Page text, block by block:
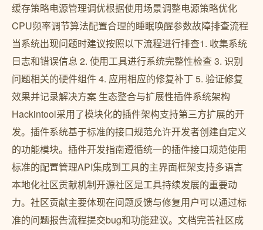
缓存策略电源管理调优根据使用场景调整电源策略优化
CPU频率调节算法配置合理的睡眠唤醒参数故障排查流程
当系统出现问题时建议按照以下流程进行排查1. 收集系统
日志和错误信息 2. 使用工具进行系统完整性检查 3. 识别
问题相关的硬件组件 4. 应用相应的修复补丁 5. 验证修复
效果并记录解决方案 生态整合与扩展性插件系统架构
Hackintool采用了模块化的插件架构支持第三方扩展的开
发。插件系统基于标准的接口规范允许开发者创建自定义
的功能模块。插件开发指南遵循统一的插件接口规范使用
标准的配置管理API集成到工具的主界面框架支持多语言
本地化社区贡献机制开源社区是工具持续发展的重要动
力。社区贡献主要体现在问题反馈与修复用户可以通过标
准的问题报告流程提交bug和功能建议。文档完善社区成